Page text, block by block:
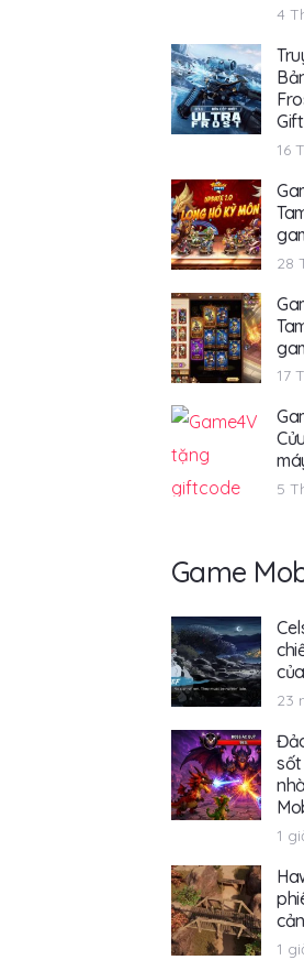
4
16
28
17
5
Game
23
sốt
1
1